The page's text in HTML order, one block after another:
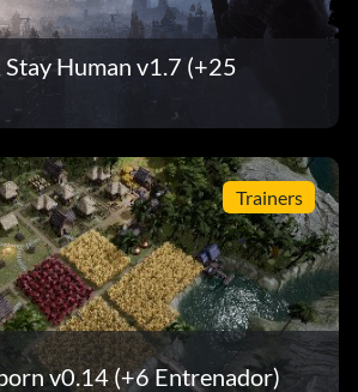
Human v1.7 (+25
Trainers
v0.14 (+6 Entrenador)